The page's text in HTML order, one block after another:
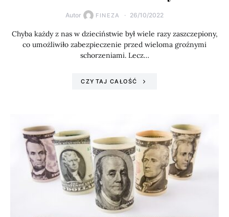
Autor FINEZA 26/10/2022
Chyba każdy z nas w dzieciństwie był wiele razy zaszczepiony,
co umożliwiło zabezpieczenie przed wieloma groźnymi
schorzeniami. Lecz…
CZYTAJ CAŁOŚĆ